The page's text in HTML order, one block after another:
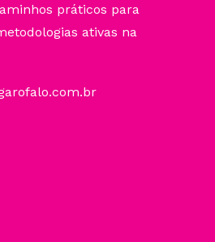
práticos para
ativas na